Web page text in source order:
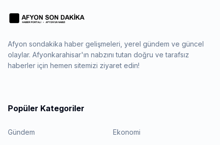
Afyon sondakika haber gelişmeleri, yerel gündem ve güncel
olaylar. Afyonkarahisar'ın nabzını tutan doğru ve tarafsız
haberler için hemen sitemizi ziyaret edin!
Popüler Kategoriler
Gündem Ekonomi